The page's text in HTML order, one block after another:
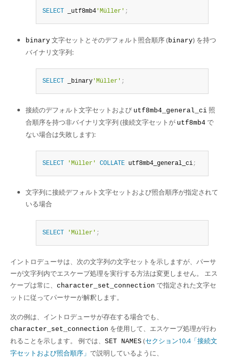
SELECT _utf8mb4 'Müller' ;
binary 文字セットとそのデフォルト照合順序 (binary) を持つ
バイナリ文字列:
SELECT _binary 'Müller' ;
接続のデフォルト文字セットおよび utf8mb4_general_ci 照
合順序を持つ非バイナリ文字列 (接続文字セットが utf8mb4 で
ない場合は失敗します):
SELECT 'Müller' COLLATE utf8mb4_general_ci;
文字列に接続デフォルト文字セットおよび照合順序が指定されて
いる場合
SELECT 'Müller' ;
イントロデューサは、次の文字列の文字セットを示しますが、パーサ
ーが文字列内でエスケープ処理を実行する方法は変更しません。 エス
ケープは常に、 character_set_connection で指定された文字セ
ットに従ってパーサーが解釈します。
次の例は、イントロデューサが存在する場合でも、
character_set_connection を使用して、エスケープ処理が行わ
れることを示します。 例では、 SET NAMES (セクション10.4「接続文
字セットおよび照合順序」 で説明しているように、